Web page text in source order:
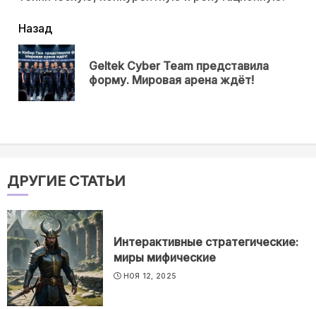
читать
еще
Назад
Geltek Cyber Team представила
форму. Мировая арена ждёт!
ДРУГИЕ СТАТЬИ
Интерактивные стратегические:
миры мифические
НОЯ 12, 2025